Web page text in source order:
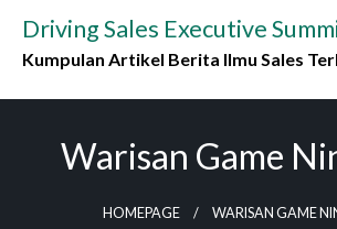
content
Driving Sales Executive
Kumpulan Artikel Berita Ilmu Sales
Warisan Game
HOMEPAGE WARISAN GAME